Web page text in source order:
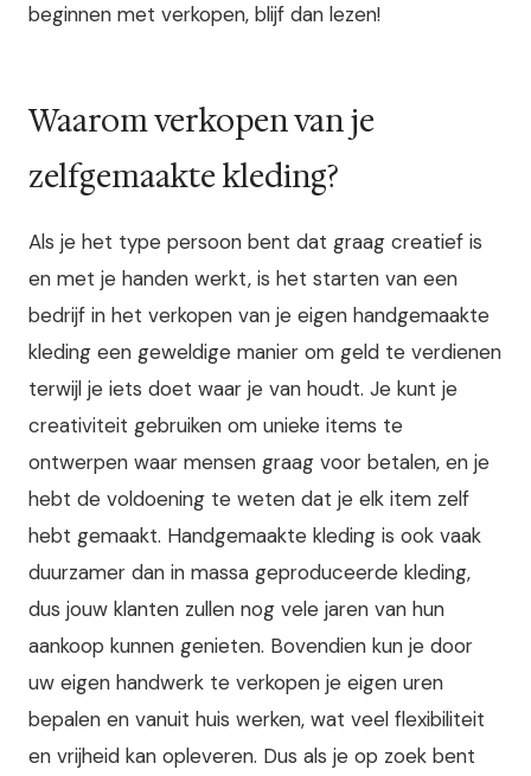
beginnen met verkopen, blijf dan lezen!
Waarom verkopen van je
zelfgemaakte kleding?
Als je het type persoon bent dat graag creatief is
en met je handen werkt, is het starten van een
bedrijf in het verkopen van je eigen handgemaakte
kleding een geweldige manier om geld te verdienen
terwijl je iets doet waar je van houdt. Je kunt je
creativiteit gebruiken om unieke items te
ontwerpen waar mensen graag voor betalen, en je
hebt de voldoening te weten dat je elk item zelf
hebt gemaakt. Handgemaakte kleding is ook vaak
duurzamer dan in massa geproduceerde kleding,
dus jouw klanten zullen nog vele jaren van hun
aankoop kunnen genieten. Bovendien kun je door
uw eigen handwerk te verkopen je eigen uren
bepalen en vanuit huis werken, wat veel flexibiliteit
en vrijheid kan opleveren. Dus als je op zoek bent